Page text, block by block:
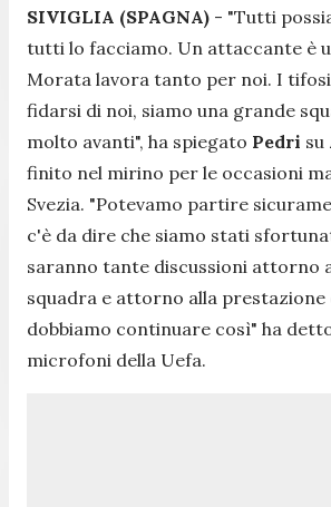
SIVIGLIA (SPAGNA) - "Tutti
tutti lo facciamo. Un attaccante è
Morata lavora tanto per noi. I
fidarsi di noi, siamo una grande
molto avanti", ha spiegato Pedri su
finito nel mirino per le occasioni
Svezia. "Potevamo partire
c'è da dire che siamo stati
saranno tante discussioni attorno
squadra e attorno alla prestazione
dobbiamo continuare così" ha
microfoni della Uefa.